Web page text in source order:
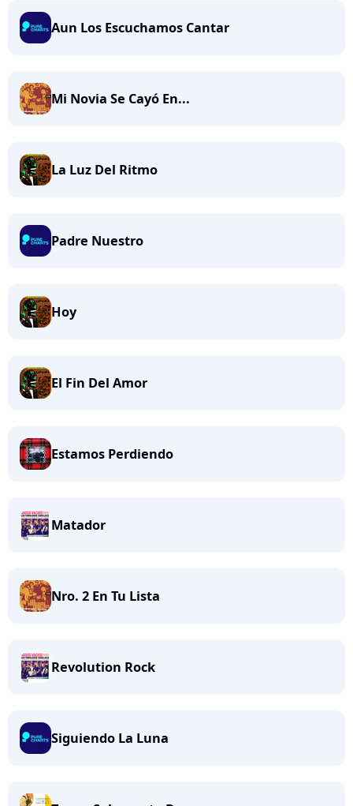
Aun Los Escuchamos Cantar
Mi Novia Se Cayó En...
La Luz Del Ritmo
Padre Nuestro
Hoy
El Fin Del Amor
Estamos Perdiendo
Matador
Nro. 2 En Tu Lista
Revolution Rock
Siguiendo La Luna